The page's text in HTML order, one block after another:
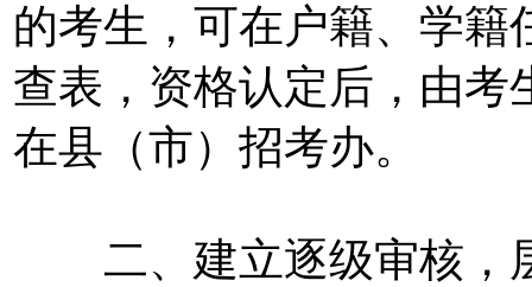
的考生，可在户籍、学籍
查表，资格认定后，由考
在县（市）招考办。
二、建立逐级审核，